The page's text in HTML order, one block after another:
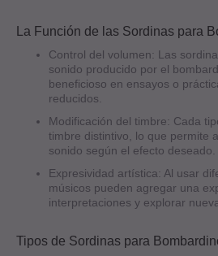
La Función de las Sordinas para
Control del volumen: Las
sonido producido por el
beneficioso en ensayos o
reducidos.
Modificación del timbre: Cada
timbre distintivo, lo que permite
sonido según el efecto deseado.
Expresividad artística: Al usar
músicos pueden agregar una
interpretaciones y explorar
Tipos de Sordinas para